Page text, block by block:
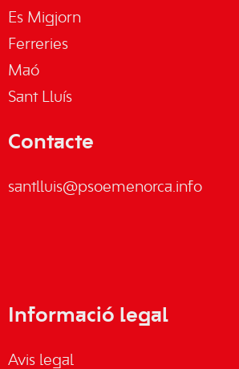
Es Migjorn
Ferreries
Maó
Sant Lluís
Contacte
santlluis@psoemenorca.info
Informació legal
Avis legal